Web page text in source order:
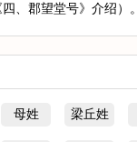
、郡望堂号》介绍）。
母姓 梁丘姓